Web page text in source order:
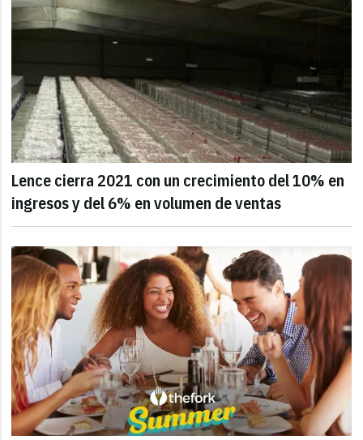
Lence cierra 2021 con un crecimiento del 10% en
ingresos y del 6% en volumen de ventas